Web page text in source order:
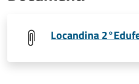
Locandina